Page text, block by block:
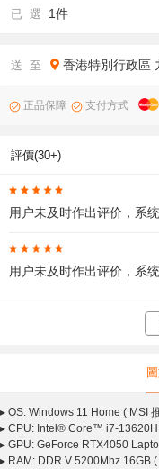
已 選 1件
送 至 香港特別行政區
正品保障 支付方式
評價(30+)
用户未及时作出评价，系
用户未及时作出评价，系
▸ OS: Windows 11 Home ( MSI
▸ CPU: Intel® Core™ i7-
▸ GPU: GeForce RTX4050
▸ RAM: DDR V 5200Mhz 16GB